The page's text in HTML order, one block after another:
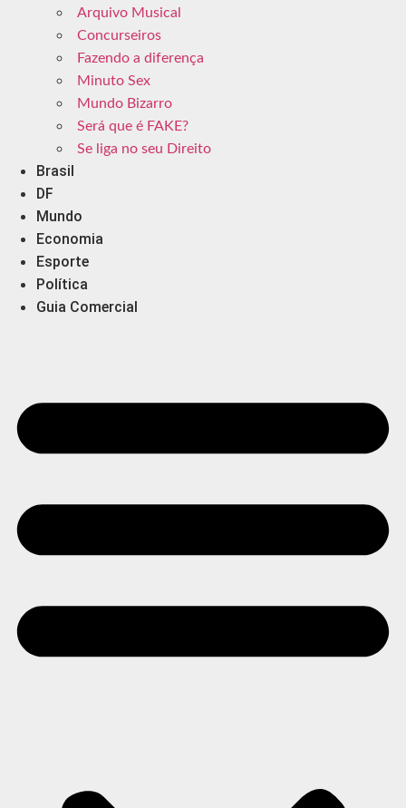
Arquivo Musical
Concurseiros
Fazendo a diferença
Minuto Sex
Mundo Bizarro
Será que é FAKE?
Se liga no seu Direito
Brasil
DF
Mundo
Economia
Esporte
Política
Guia Comercial